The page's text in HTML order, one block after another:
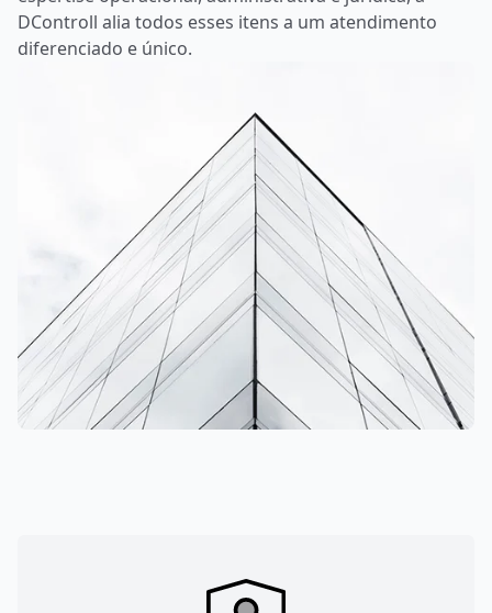
DControll alia todos esses itens a um atendimento
diferenciado e único.